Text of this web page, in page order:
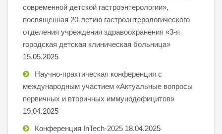
современной детской гастроэнтерологии»,
посвященная 20-летию гастроэнтерологического
отделения учреждения здравоохранения «3-я
городская детская клиническая больница»
15.05.2025
Научно-практическая конференция с
международным участием «Актуальные вопросы
первичных и вторичных иммунодефицитов»
19.04.2025
Конференция InTech-2025 18.04.2025